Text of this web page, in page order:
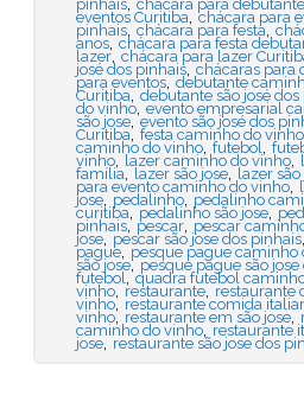
pinhais chácara para
eventos Curitiba chácara para
pinhais, chácara para festa
anos, chácara para festa
lazer, chácara para lazer
josé dos pinhais, chácaras para
para eventos, debutante
Curitiba debutante são josé
do vinho, evento empresarial
são jose, evento são josé dos
Curitiba, festa caminho do vinho,
caminho do vinho, futebol
vinho, lazer caminho do vinho,
família lazer são jose, lazer
para evento caminho do vinho,
jose, pedalinho, pedalinho
curitiba pedalinho são jose,
pinhais, pescar, pescar
jose, pescar são jose dos pinhais,
pague, pesque pague caminho
são jose, pesque pague são
futebol quadra futebol
vinho, restaurante, restaurante
vinho, restaurante comida
vinho, restaurante em são jose,
caminho do vinho, restaurante
jose, restaurante são jose dos